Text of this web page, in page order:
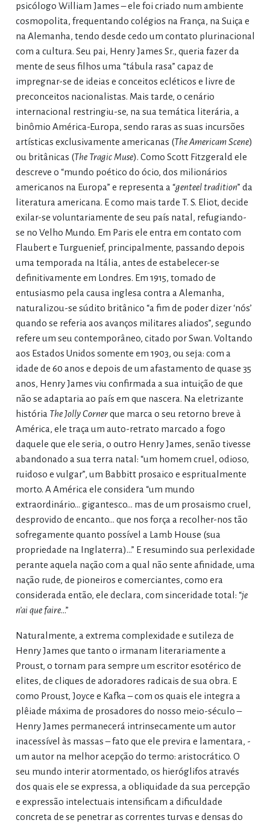
psicólogo William James – ele foi criado num ambiente
cosmopolita, frequentando colégios na França, na Suiça e
na Alemanha, tendo desde cedo um contato plurinacional
com a cultura. Seu pai, Henry James Sr., queria fazer da
mente de seus filhos uma “tábula rasa” capaz de
impregnar-se de ideias e conceitos ecléticos e livre de
preconceitos nacionalistas. Mais tarde, o cenário
internacional restringiu-se, na sua temática literária, a
binômio América-Europa, sendo raras as suas incursões
artísticas exclusivamente americanas (The Americam Scene)
ou britânicas (The Tragic Muse). Como Scott Fitzgerald ele
descreve o “mundo poético do ócio, dos milionários
americanos na Europa” e representa a “genteel tradition” da
literatura americana. E como mais tarde T. S. Eliot, decide
exilar-se voluntariamente de seu país natal, refugiando-
se no Velho Mundo. Em Paris ele entra em contato com
Flaubert e Turguenief, principalmente, passando depois
uma temporada na Itália, antes de estabelecer-se
definitivamente em Londres. Em 1915, tomado de
entusiasmo pela causa inglesa contra a Alemanha,
naturalizou-se súdito britânico “a fim de poder dizer ‘nós’
quando se referia aos avanços militares aliados”, segundo
refere um seu contemporâneo, citado por Swan. Voltando
aos Estados Unidos somente em 1903, ou seja: com a
idade de 60 anos e depois de um afastamento de quase 35
anos, Henry James viu confirmada a sua intuição de que
não se adaptaria ao país em que nascera. Na eletrizante
história The Jolly Cornerque marca o seu retorno breve à
América, ele traça um auto-retrato marcado a fogo
daquele que ele seria, o outro Henry James, senão tivesse
abandonado a sua terra natal: “um homem cruel, odioso,
ruidoso e vulgar”, um Babbitt prosaico e espritualmente
morto. A América ele considera “um mundo
extraordinário… gigantesco… mas de um prosaismo cruel,
desprovido de encanto… que nos força a recolher-nos tão
sofregamente quanto possível a Lamb House (sua
propriedade na Inglaterra)…” E resumindo sua perlexidade
perante aquela nação com a qual não sente afinidade, uma
nação rude, de pioneiros e comerciantes, como era
considerada então, ele declara, com sinceridade total: “je
n’ai que faire…”
Naturalmente, a extrema complexidade e sutileza de
Henry James que tanto o irmanam literariamente a
Proust, o tornam para sempre um escritor esotérico de
elites, de cliques de adoradores radicais de sua obra. E
como Proust, Joyce e Kafka – com os quais ele integra a
plêiade máxima de prosadores do nosso meio-século –
Henry James permanecerá intrinsecamente um autor
inacessível às massas – fato que ele previra e lamentara, -
um autor na melhor acepção do termo: aristocrático. O
seu mundo interir atormentado, os hieróglifos através
dos quais ele se expressa, a obliquidade da sua percepção
e expressão intelectuais intensificam a dificuldade
concreta de se penetrar as correntes turvas e densas do